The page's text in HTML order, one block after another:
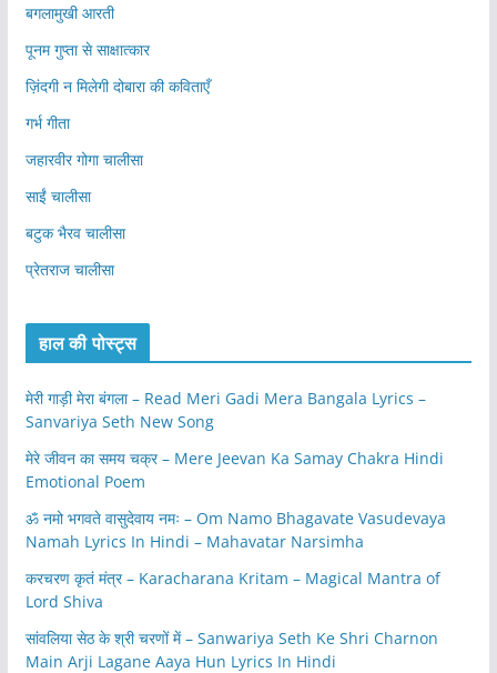
बगलामुखी आरती
पूनम गुप्ता से साक्षात्कार
ज़िंदगी न मिलेगी दोबारा की कविताएँ
गर्भ गीता
जहारवीर गोगा चालीसा
साईं चालीसा
बटुक भैरव चालीसा
प्रेतराज चालीसा
हाल की पोस्ट्स
मेरी गाड़ी मेरा बंगला – Read Meri Gadi Mera Bangala Lyrics –
Sanvariya Seth New Song
मेरे जीवन का समय चक्र – Mere Jeevan Ka Samay Chakra Hindi
Emotional Poem
ॐ नमो भगवते वासुदेवाय नमः – Om Namo Bhagavate Vasudevaya
Namah Lyrics In Hindi – Mahavatar Narsimha
करचरण कृतं मंत्र – Karacharana Kritam – Magical Mantra of
Lord Shiva
सांवलिया सेठ के श्री चरणों में – Sanwariya Seth Ke Shri Charnon
Main Arji Lagane Aaya Hun Lyrics In Hindi